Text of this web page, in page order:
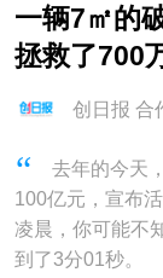
一辆7㎡的
拯救了700
创日报 合
去年的今天
100亿元，宣布
凌晨，你可能不
到了3分01秒。